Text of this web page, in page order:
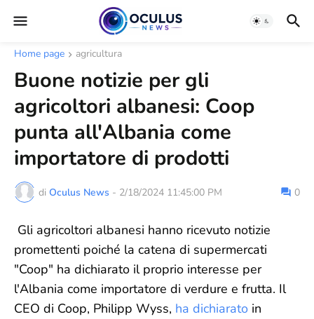
Home page agricultura
Buone notizie per gli
agricoltori albanesi: Coop
punta all'Albania come
importatore di prodotti
di Oculus News - 2/18/2024 11:45:00 PM 0
Gli agricoltori albanesi hanno ricevuto notizie
promettenti poiché la catena di supermercati
"Coop" ha dichiarato il proprio interesse per
l'Albania come importatore di verdure e frutta. Il
CEO di Coop, Philipp Wyss, ha dichiarato in